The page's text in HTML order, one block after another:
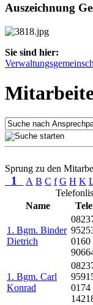
Auszeichnung
Sie sind hier:
Sprung zu den
1 A B C f G H K
Name
1. Bgm. Binder
Dietrich
0160
1. Bgm. Carl
Konrad
0174